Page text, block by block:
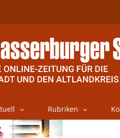
Rubriken